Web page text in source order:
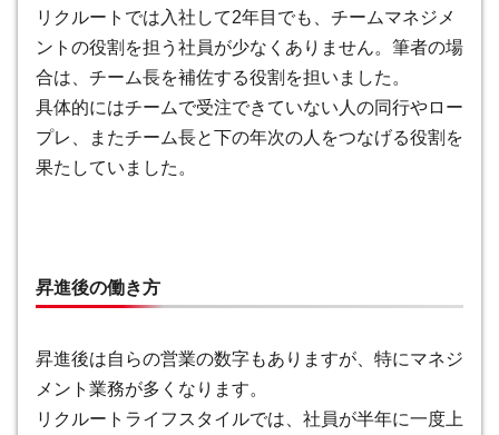
リクルートでは入社して2年目でも、チームマネジメ
ントの役割を担う社員が少なくありません。筆者の場
合は、チーム長を補佐する役割を担いました。
具体的にはチームで受注できていない人の同行やロー
プレ、またチーム長と下の年次の人をつなげる役割を
果たしていました。
昇進後の働き方
昇進後は自らの営業の数字もありますが、特にマネジ
メント業務が多くなります。
リクルートライフスタイルでは、社員が半年に一度上